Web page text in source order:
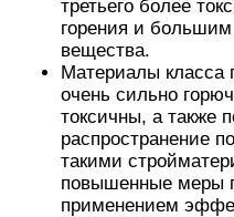
третьего более
горения и
вещества.
Материалы класса
очень сильно
токсичны, а также
распространение
такими
повышенные меры
применением